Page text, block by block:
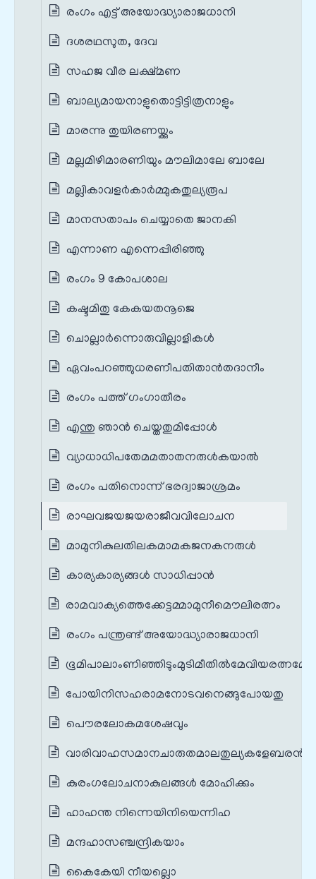
രംഗം എട്ട് അയോദ്ധ്യാരാജധാനി
ദശരഥസുത, ദേവ
സഹജ വീര ലക്ഷ്മണ
ബാല്യമായനാളുതൊട്ടിട്ടിത്രനാളും
മാരന്നു തുയിരണയ്ക്കും
മല്ലമിഴിമാരണിയും മൗലിമാലേ ബാലേ
മല്ലികാവളർകാർമ്മുകതുല്യരൂപ
മാനസതാപം ചെയ്യാതെ ജാനകി
എന്നാണ എന്നെപ്പിരിഞ്ഞു
രംഗം 9 കോപശാല
കഷ്ടമിതു കേകയതനൂജെ
ചൊല്ലാര്‍ന്നൊരുവില്ലാളികള്‍
ഏവംപറഞ്ഞുധരണീപതിതാന്‍തദാനീം
രംഗം പത്ത് ഗംഗാതീരം
എന്തു ഞാന്‍ ചെയ്തതുമിപ്പോള്‍
വ്യാധാധിപതേമമതാതനരുള്‍കയാല്‍
രംഗം പതിനൊന്ന് ഭരദ്വാജാശ്രമം
രാഘവജയജയരാജീവവിലോചന
മാമുനികുലതിലകമാമകജനകനരുള്‍
കാര്യകാര്യങ്ങള്‍ സാധിപ്പാന്‍
രാമവാക്യത്തെക്കേട്ടമ്മാമുനീമൌലിരത്നം
രംഗം പന്ത്രണ്ട് അയോദ്ധ്യാരാജധാനി
ഭൂമിപാലാംണിഞ്ഞിടുംമുടിമീതില്‍മേവിയരത്നമേ
പോയിനിസഹരാമനോടവനെങ്ങുപോയതു
പൌരലോകമശേഷവും
വാരിവാഹസമാനചാരുതമാലതുല്യകളേബരന്‍
കുരംഗലോചനാകുലങ്ങള്‍ മോഹിക്കും
ഹാഹന്ത നിന്നെയിനിയെന്നിഹ
മന്ദഹാസഞ്ചന്ദ്രികയാം
കൈകേയി നീയല്ലൊ